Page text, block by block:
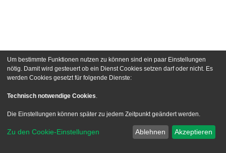
Um bestimmte Funktionen nutzen zu können sind ein paar Einstellungen
nötig. Damit wird gesteuert ob ein Dienst Cookies setzen darf oder nicht. Es
werden Cookies gesetzt für folgende Dienste:
Technisch notwendige Cookies.
Die Einstellungen können später zu jedem Zeitpunkt geändert werden.
Zu den Cookie-Einstellungen Ablehnen Akzeptieren